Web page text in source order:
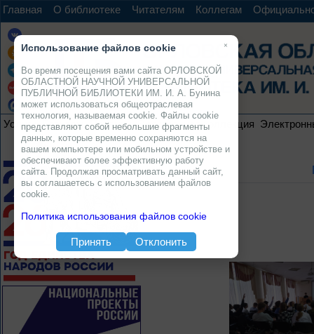
Главная О библиотеке Читателям Коллегам
Услуги Ресурсы Проекты Электронная коллекция
×
Использование файлов cookie
Во время посещения вами сайта ОРЛОВСКОЙ
ОБЛАСТНОЙ НАУЧНОЙ УНИВЕРСАЛЬНОЙ
ПУБЛИЧНОЙ БИБЛИОТЕКИ ИМ. И. А. Бунина
может использоваться общеотраслевая
технология, называемая cookie. Файлы cookie
представляют собой небольшие фрагменты
данных, которые временно сохраняются на
вашем компьютере или мобильном устройстве и
обеспечивают более эффективную работу
сайта. Продолжая просматривать данный сайт,
вы соглашаетесь с использованием файлов
cookie.
Политика использования файлов cookie
Принять Отклонить